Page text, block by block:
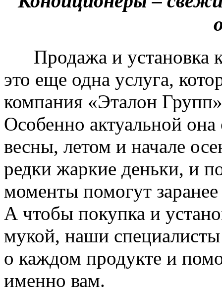
Продажа и установка
это еще одна услуга,
компания «Эталон
Особенно актуальной она
весны, летом и начале
редки жаркие деньки, и
моменты помогут
А чтобы покупка и
мукой, наши специалисты
о каждом продукте и
именно вам.